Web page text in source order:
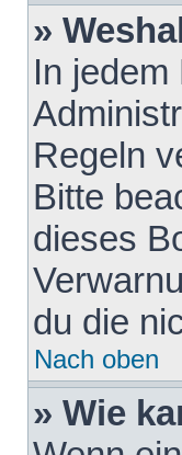
»
In
Regeln
Bitte
dieses
du die
Nach oben
» Wie